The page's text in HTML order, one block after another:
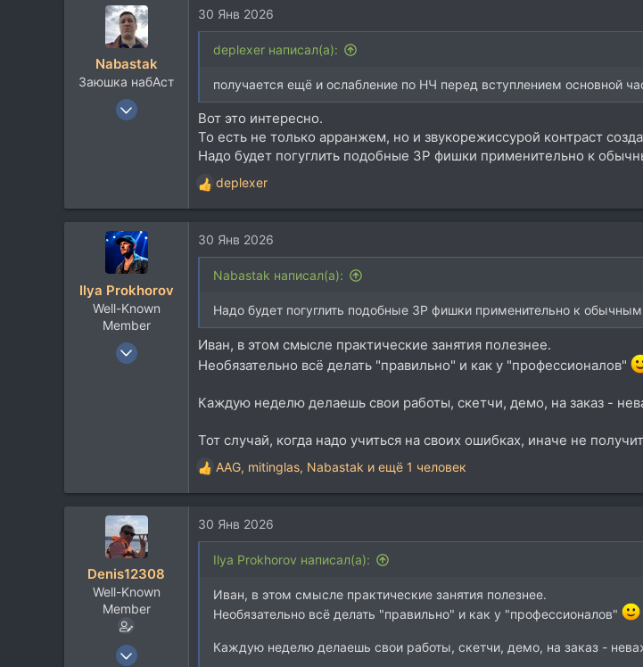
к
ц
Nabastak
Заюшка набАст
16 Фев 2005
Москва
30 Янв 2026
deplexer написал(а):
получается ещё и ослабление по НЧ перед вступлением основной
Вот это интересно.
То есть не только арранжем, но и звукорежиссурой контраст
Надо будет погуглить подобные ЗР фишки применительно к
Р
е
к
ц
deplexer
Ilya Prokhorov
Well-Known
Member
16 Авг 2007
30 Янв 2026
Nabastak написал(а):
Надо будет погуглить подобные ЗР фишки применительно к
Иван, в этом смысле практические занятия полезнее.
Необязательно всё делать "правильно" и как у "профессионалов"
Каждую неделю делаешь свои работы, скетчи, демо, на заказ -
Тот случай, когда надо учиться на своих ошибках, иначе не
Р
е
к
ц
AAG, mitinglas, Nabastak и ещё 1 человек
Denis12308
Well-Known
Member
6 Июн 2015
30 Янв 2026
Ilya Prokhorov написал(а):
Иван, в этом смысле практические занятия полезнее.
Необязательно всё делать "правильно" и как у "профессионалов"
Каждую неделю делаешь свои работы, скетчи, демо, на заказ -